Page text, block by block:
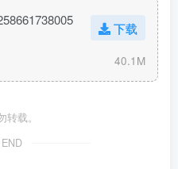
下载
40.1M
载。